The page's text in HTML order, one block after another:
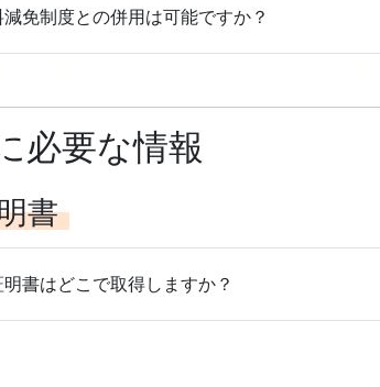
免制度との併用は可能ですか？
必要な情報
書
書はどこで取得しますか？